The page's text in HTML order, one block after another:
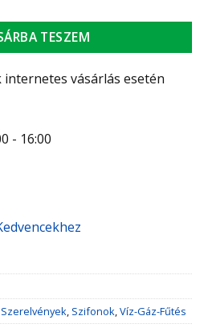
TESZEM
vásárlás esetén
- 16:00
Szerelvények, Szifonok,Víz-Gáz-Fűtés